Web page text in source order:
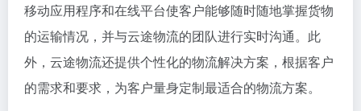
移动应用程序和在线平台使客户能够随时随地掌握货物
的运输情况，并与云途物流的团队进行实时沟通。此
外，云途物流还提供个性化的物流解决方案，根据客户
的需求和要求，为客户量身定制最适合的物流方案。